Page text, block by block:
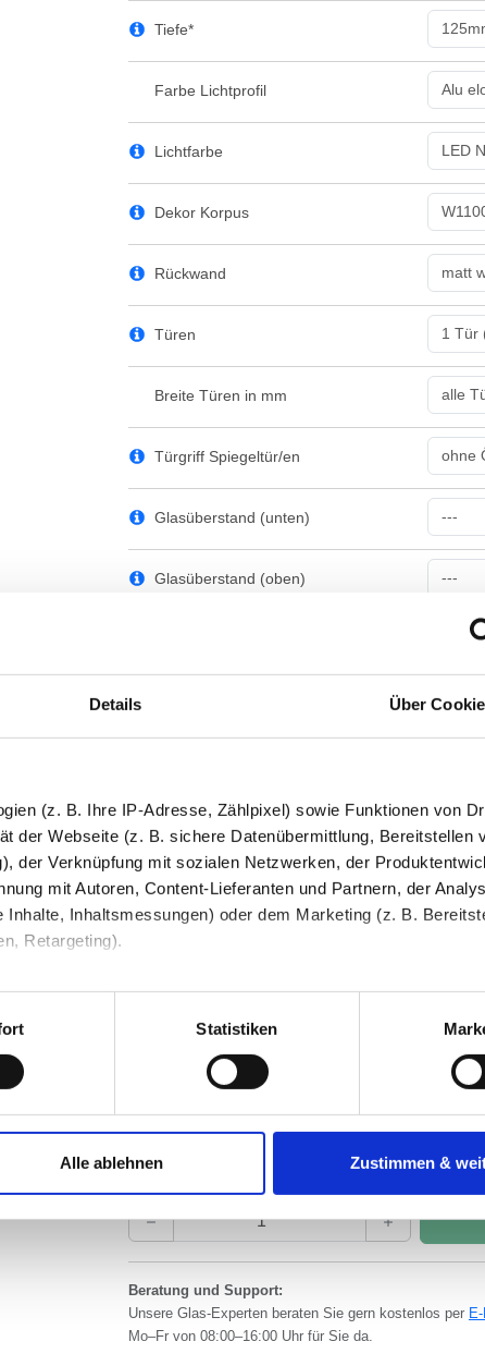
Details Über
(z. B. Ihre IP-Adresse, Zählpixel) sowie Funktionen von
der Webseite (z. B. sichere Datenübermittlung, Bereitstellen
der Verknüpfung mit sozialen Netzwerken, der
mit Autoren, Content-Lieferanten und Partnern, der
Inhaltsmessungen) oder dem Marketing (z. B.
Retargeting).
nachlesen. Über den Link "Cookies" am Seitenende können
und die von Ihnen gewünschten Einstellungen vornehmen.
willigen Sie in die Verarbeitung Ihrer personenbezogenen
Statistiken
Alle ablehnen Zustimmen &
Tiefe*
Farbe Lichtprofil
Lichtfarbe
Dekor Korpus
Rückwand
Türen
Breite Türen in mm
Türgriff Spiegeltür/en
Glasüberstand (unten)
Glasüberstand (oben)
Steckdose/USB innen
Waschtisch-/ Decken-Beleuchtung
Ihre Bemerkung
Beratung und Support:
Unsere Glas-Experten beraten Sie gern kostenlos per
Mo–Fr von 08:00–16:00 Uhr für Sie da.